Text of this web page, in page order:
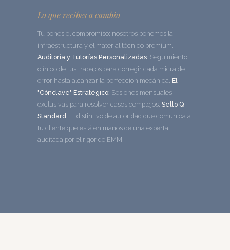
Lo que recibes a cambio
Tú pones el compromiso; nosotros ponemos la
infraestructura y el material técnico premium.
Auditoría y Tutorías Personalizadas: Seguimiento
clínico de tus trabajos para corregir cada micra de
error hasta alcanzar la perfección mecánica. El
"Cónclave" Estratégico: Sesiones mensuales
exclusivas para resolver casos complejos. Sello Q-
Standard: El distintivo de autoridad que comunica a
tu cliente que está en manos de una experta
auditada por el rigor de EMM.